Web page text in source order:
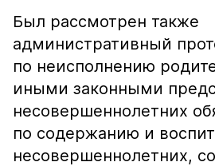
Был рассмотрен также
административный
по неисполнению
иными законными
несовершеннолетних
по содержанию и
несовершеннолетних,